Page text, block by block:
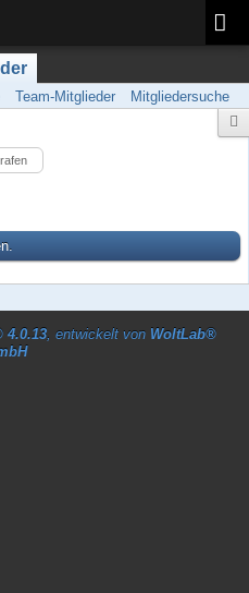
Team-Mitglieder Mitgliedersuche
4.0.13, entwickelt von WoltLab®